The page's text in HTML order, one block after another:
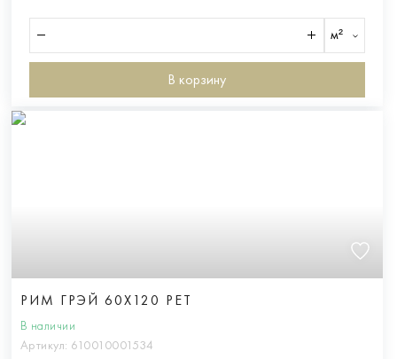
м²
В корзину
РИМ ГРЭЙ 60X120 РЕТ
В наличии
Артикул: 610010001534